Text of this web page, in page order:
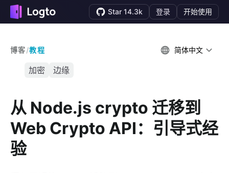
Star 14.3k 登录 开始使用
博客/教程 简体中文
加密 边缘
从 Node.js crypto 迁移到
Web Crypto API：引导式经
验